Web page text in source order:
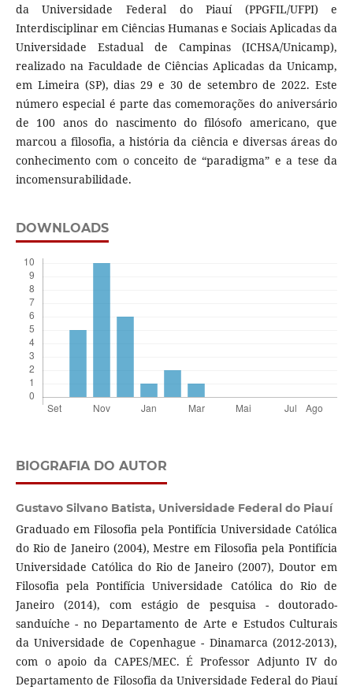
da Universidade Federal do Piauí (PPGFIL/UFPI) e
Interdisciplinar em Ciências Humanas e Sociais Aplicadas da
Universidade Estadual de Campinas (ICHSA/Unicamp),
realizado na Faculdade de Ciências Aplicadas da Unicamp,
em Limeira (SP), dias 29 e 30 de setembro de 2022. Este
número especial é parte das comemorações do aniversário
de 100 anos do nascimento do filósofo americano, que
marcou a filosofia, a história da ciência e diversas áreas do
conhecimento com o conceito de “paradigma” e a tese da
incomensurabilidade.
DOWNLOADS
BIOGRAFIA DO AUTOR
Gustavo Silvano Batista, Universidade Federal do Piauí
Graduado em Filosofia pela Pontifícia Universidade Católica
do Rio de Janeiro (2004), Mestre em Filosofia pela Pontifícia
Universidade Católica do Rio de Janeiro (2007), Doutor em
Filosofia pela Pontifícia Universidade Católica do Rio de
Janeiro (2014), com estágio de pesquisa - doutorado-
sanduíche - no Departamento de Arte e Estudos Culturais
da Universidade de Copenhague - Dinamarca (2012-2013),
com o apoio da CAPES/MEC. É Professor Adjunto IV do
Departamento de Filosofia da Universidade Federal do Piauí